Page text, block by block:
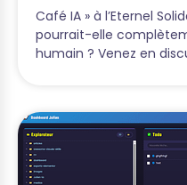
Café IA » à l’Eternel
pourrait-elle
humain ? Venez en